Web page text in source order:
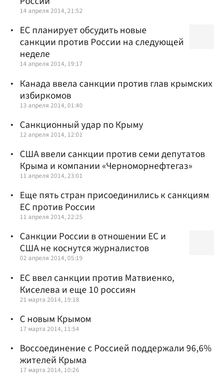
14 апреля 2014, 21:52
ЕС планирует обсудить новые
санкции против России на следующей
неделе
14 апреля 2014, 19:17
Канада ввела санкции против глав крымских
избиркомов
13 апреля 2014, 01:40
Санкционный удар по Крыму
12 апреля 2014, 12:01
США ввели санкции против семи депутатов
Крыма и компании «Черноморнефтегаз»
11 апреля 2014, 23:01
Еще пять стран присоединились к санкциям
ЕС против России
11 апреля 2014, 22:25
Санкции России в отношении ЕС и
США не коснутся журналистов
02 апреля 2014, 05:19
ЕС ввел санкции против Матвиенко,
Киселева и еще 10 россиян
21 марта 2014, 19:18
C новым Крымом
17 марта 2014, 11:54
Воссоединение с Россией поддержали 96,6%
жителей Крыма
17 марта 2014, 10:26